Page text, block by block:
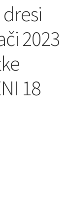
2023
18